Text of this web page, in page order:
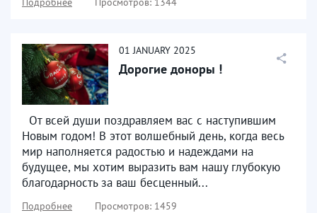
01 JANUARY 2025
Дорогие доноры !
От всей души поздравляем вас с наступившим
Новым годом! В этот волшебный день, когда весь
мир наполняется радостью и надеждами на
будущее, мы хотим выразить вам нашу глубокую
благодарность за ваш бесценный...
Подробнее Просмотров: 1459